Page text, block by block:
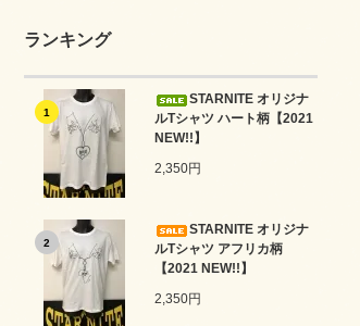
ランキング
1
STARNITE オリジナ
ルTシャツ ハート柄【2021
NEW!!】
2,350円
2
STARNITE オリジナ
ルTシャツ アフリカ柄
【2021 NEW!!】
2,350円